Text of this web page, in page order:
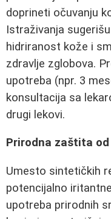
doprineti očuvanju
Istraživanja
hidriranost kože i
zdravlje zglobova.
upotreba (npr. 3
konsultacija sa
drugi lekovi.
Prirodna zaštita
Umesto sintetičkih
potencijalno
upotreba prirodnih